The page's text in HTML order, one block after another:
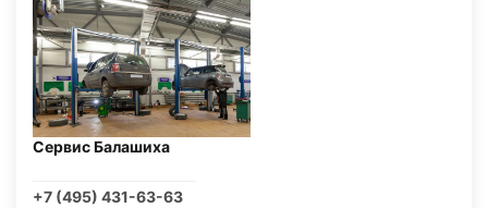
Сервис Балашиха
+7 (495) 431-63-63